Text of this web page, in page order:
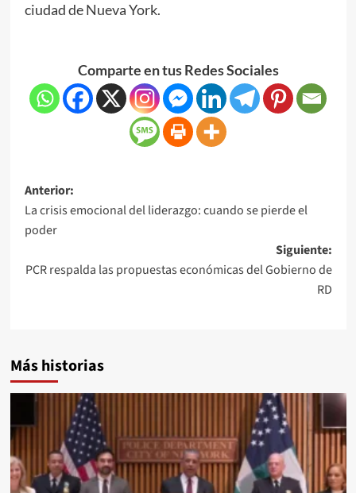
ciudad de Nueva York.
Comparte en tus Redes Sociales
Anterior:
La crisis emocional del liderazgo: cuando se pierde el
poder
Siguiente:
PCR respalda las propuestas económicas del Gobierno de
RD
Más historias